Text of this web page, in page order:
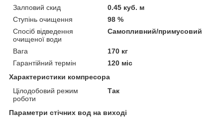
Залповий скид
0.45 куб. м
Ступінь очищення
98 %
Спосіб відведення
очищеної води
Самопливний/примусовий
Вага
170 кг
Гарантійний термін
120 міс
Характеристики компресора
Цілодобовий режим
роботи
Так
Параметри стічних вод на виході